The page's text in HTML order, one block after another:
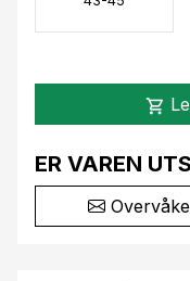
shopping_cart
ER VAREN